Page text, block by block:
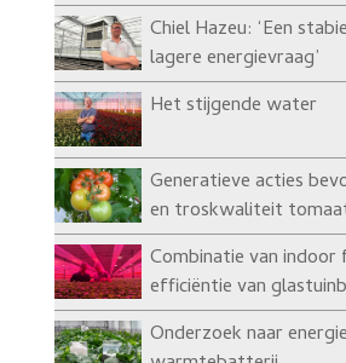
Chiel Hazeu: ‘Een
lagere energievraag’
Het stijgende water
Generatieve acties
en troskwaliteit
Combinatie van
efficiëntie van
Onderzoek naar